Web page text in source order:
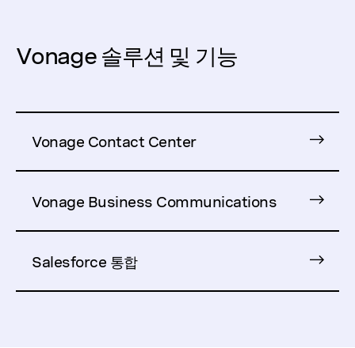
Vonage 솔루션 및 기능
Vonage Contact Center
Vonage Business Communications
Salesforce 통합